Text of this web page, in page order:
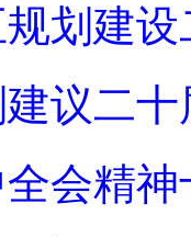
划建
议二
会精